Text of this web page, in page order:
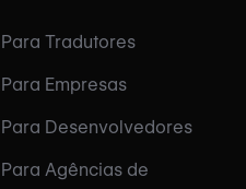
Para Tradutores
Para Empresas
Para Desenvolvedores
Para Agências de